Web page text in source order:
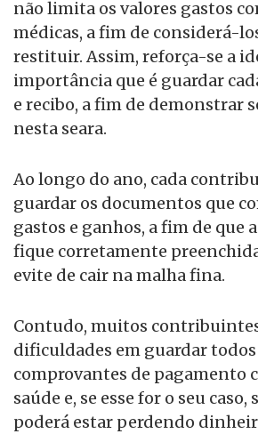
não limita os valores gastos
médicas, a fim de considerá-
restituir. Assim, reforça-se a
importância que é guardar
e recibo, a fim de demonstrar
nesta seara.
Ao longo do ano, cada
guardar os documentos que
gastos e ganhos, a fim de que
fique corretamente
evite de cair na malha fina.
Contudo, muitos
dificuldades em guardar todos
comprovantes de pagamento
saúde e, se esse for o seu caso,
poderá estar perdendo